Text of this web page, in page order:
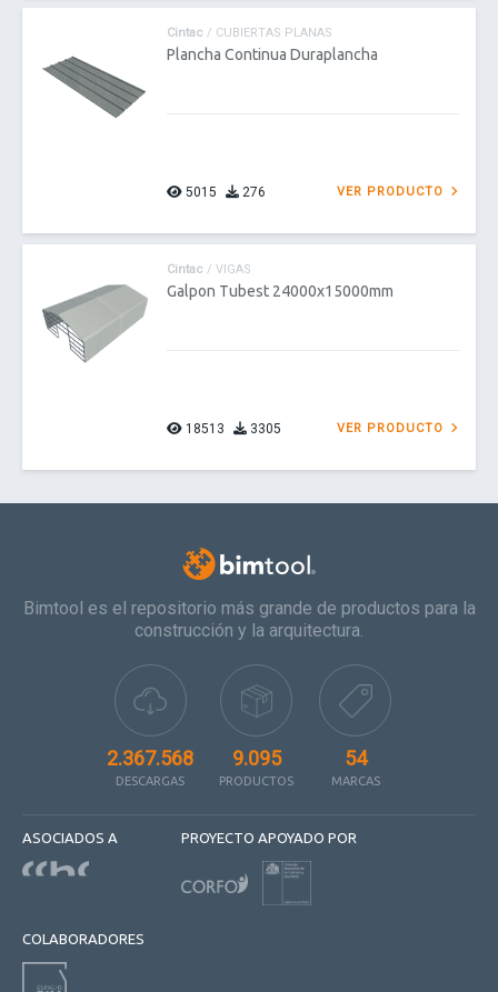
Cintac / CUBIERTAS PLANAS
Plancha Continua Duraplancha
5015 276 VER PRODUCTO
Cintac / VIGAS
Galpon Tubest 24000x15000mm
18513 3305 VER PRODUCTO
Bimtool es el repositorio más grande de productos para la
construcción y la arquitectura.
2.367.568
DESCARGAS
9.095
PRODUCTOS
54
MARCAS
ASOCIADOS A PROYECTO APOYADO POR
COLABORADORES